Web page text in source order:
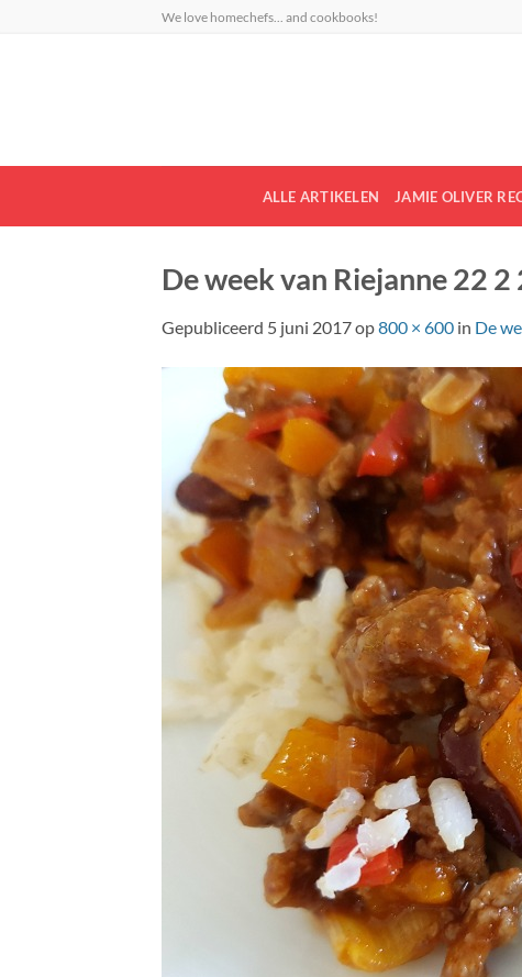
We love homechefs... and cookbooks!
ALLE ARTIKELEN JAMIE OLIVER
De week van Riejanne 22
Gepubliceerd 5 juni 2017op800 × 600 in De